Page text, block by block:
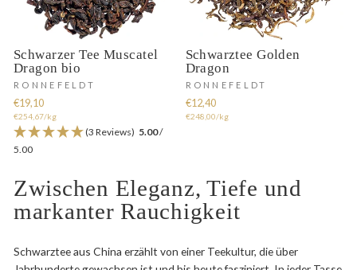
Schwarzer Tee Muscatel
Dragon bio
RONNEFELDT
€19,10
€254,67/kg
(3 Reviews) 5.00/
5.00
Schwarztee Golden
Dragon
RONNEFELDT
€12,40
€248,00/kg
Zwischen Eleganz, Tiefe und
markanter Rauchigkeit
Schwarztee aus China erzählt von einer Teekultur, die über